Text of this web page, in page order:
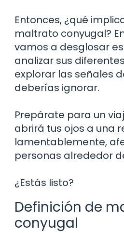
Entonces, ¿qué
maltrato conyugal?
vamos a desglosar
analizar sus
explorar las señales
deberías ignorar.
Prepárate para un
abrirá tus ojos a una
lamentablemente,
personas alrededor
¿Estás listo?
Definición de
conyugal